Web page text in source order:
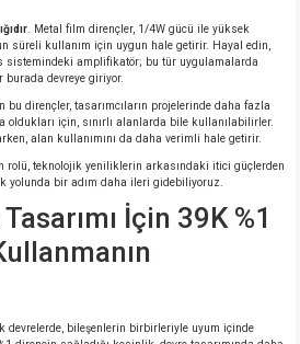
. Metal film dirençler, 1/4W gücü ile yüksek
süreli kullanım için uygun hale getirir. Hayal edin,
sistemindeki amplifikatör; bu tür uygulamalarda
burada devreye giriyor.
bu dirençler, tasarımcıların projelerinde daha fazla
oldukları için, sınırlı alanlarda bile kullanılabilirler.
alan kullanımını da daha verimli hale getirir.
rolü, teknolojik yeniliklerin arkasındaki itici güçlerden
yolunda bir adım daha ileri gidebiliyoruz.
İçin 39K %1
devrelerde, bileşenlerin birbirleriyle uyum içinde